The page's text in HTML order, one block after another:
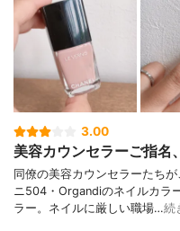
3.00
美容カウンセラーご指
同僚の美容カウンセラーたち
ニ504・Organdiのネイルカラ
ラー。ネイルに厳しい職場…続